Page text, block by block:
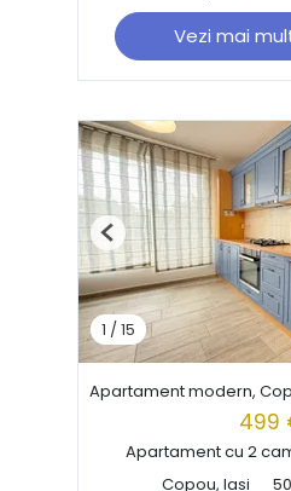
Vezi mai
1 /15
Previous
Apartament modern,
499
Apartament cu 2
Copou, Iasi